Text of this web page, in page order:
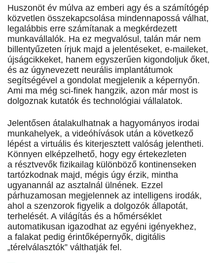
Huszonöt év múlva az emberi agy és a számítógép
közvetlen összekapcsolása mindennapossá válhat,
legalábbis erre számítanak a megkérdezett
munkavállalók. Ha ez megvalósul, talán már nem
billentyűzeten írjuk majd a jelentéseket, e-maileket,
újságcikkeket, hanem egyszerűen kigondoljuk őket,
és az úgynevezett neurális implantátumok
segítségével a gondolat megjelenik a képernyőn.
Ami ma még sci-finek hangzik, azon már most is
dolgoznak kutatók és technológiai vállalatok.
Jelentősen átalakulhatnak a hagyományos irodai
munkahelyek, a videóhívások után a következő
lépést a virtuális és kiterjesztett valóság jelentheti.
Könnyen elképzelhető, hogy egy értekezleten
a résztvevők fizikailag különböző kontinenseken
tartózkodnak majd, mégis úgy érzik, mintha
ugyanannál az asztalnál ülnének. Ezzel
párhuzamosan megjelennek az intelligens irodák,
ahol a szenzorok figyelik a dolgozók állapotát,
terhelését. A világítás és a hőmérséklet
automatikusan igazodhat az egyéni igényekhez,
a falakat pedig érintőképernyők, digitális
„térelválasztók” válthatják fel.